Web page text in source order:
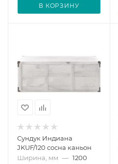
В КОРЗИНУ
Сундук Индиана
JKUF/120 сосна каньон
Ширина, мм — 1200